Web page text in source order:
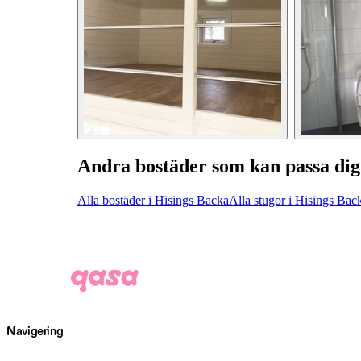
Andra bostäder som kan passa dig
Alla bostäder i Hisings BackaAlla stugor i Hisings
Navigering